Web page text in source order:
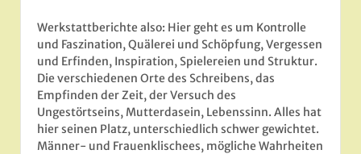
Werkstattberichte also: Hier geht es um Kontrolle
und Faszination, Quälerei und Schöpfung, Vergessen
und Erfinden, Inspiration, Spielereien und Struktur.
Die verschiedenen Orte des Schreibens, das
Empfinden der Zeit, der Versuch des
Ungestörtseins, Mutterdasein, Lebenssinn. Alles hat
hier seinen Platz, unterschiedlich schwer gewichtet.
Männer- und Frauenklischees, mögliche Wahrheiten